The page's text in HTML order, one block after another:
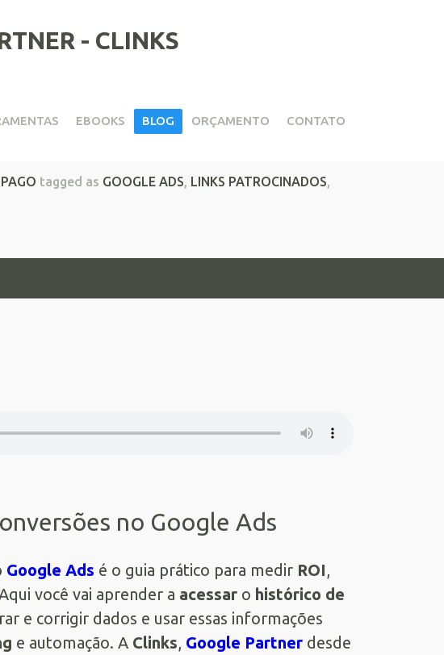
EBOOKS BLOG ORÇAMENTO CONTATO
Ads
tagged as GOOGLE ADS, LINKS PATROCINADOS,
no Google Ads
Google Ads é o guia prático para medir ROI,
você vai aprender a acessaro histórico de
e corrigir dados e usar essas informações
e automação. A Clinks, Google Partnerdesde